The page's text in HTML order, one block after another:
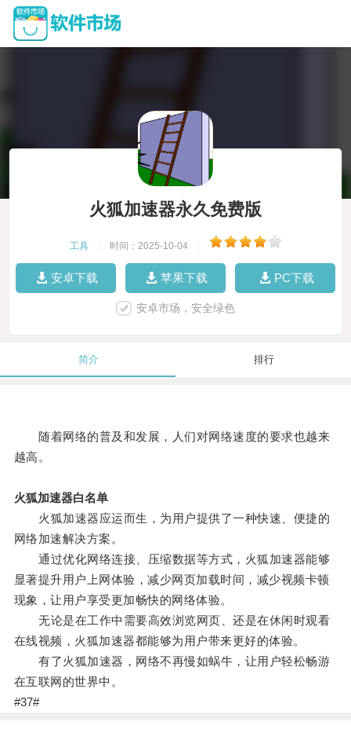
火狐加速器永久免费版
工具 时间：2025-10-04
安卓下载 苹果下载 PC下载
安卓市场，安全绿色
简介 排行
随着网络的普及和发展，人们对网络速度的要求也越来
越高。
火狐加速器白名单
火狐加速器应运而生，为用户提供了一种快速、便捷的
网络加速解决方案。
通过优化网络连接、压缩数据等方式，火狐加速器能够
显著提升用户上网体验，减少网页加载时间，减少视频卡顿
现象，让用户享受更加畅快的网络体验。
无论是在工作中需要高效浏览网页、还是在休闲时观看
在线视频，火狐加速器都能够为用户带来更好的体验。
有了火狐加速器，网络不再慢如蜗牛，让用户轻松畅游
在互联网的世界中。
#37#